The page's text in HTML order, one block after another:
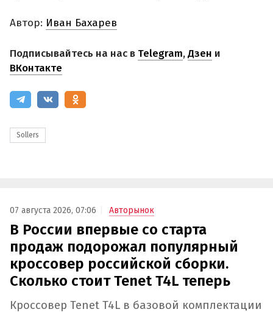
Автор: Иван Бахарев
Подписывайтесь на нас в Telegram,Дзен и
ВКонтакте
Sollers
07 августа 2026, 07:06 Авторынок
В России впервые со старта
продаж подорожал популярный
кроссовер российской сборки.
Сколько стоит Tenet T4L теперь
Кроссовер Tenet T4L в базовой комплектации